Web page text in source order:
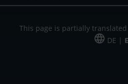
This page is partially
DE |